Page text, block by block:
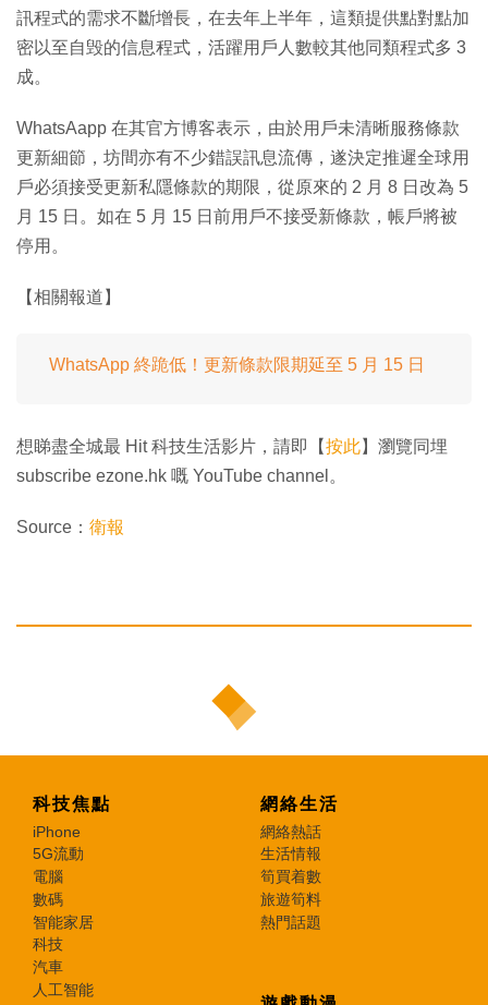
訊程式的需求不斷增長，在去年上半年，這類提供點對點加
密以至自毁的信息程式，活躍用戶人數較其他同類程式多 3
成。
WhatsAapp 在其官方博客表示，由於用戶未清晰服務條款
更新細節，坊間亦有不少錯誤訊息流傳，遂決定推遲全球用
戶必須接受更新私隱條款的期限，從原來的 2 月 8 日改為 5
月 15 日。如在 5 月 15 日前用戶不接受新條款，帳戶將被
停用。
【相關報道】
WhatsApp 終跪低！更新條款限期延至 5 月 15 日
想睇盡全城最 Hit 科技生活影片，請即【按此】瀏覽同埋
subscribe ezone.hk 嘅 YouTube channel。
Source： 衛報
科技焦點
iPhone
5G流動
電腦
數碼
智能家居
科技
汽車
人工智能
網絡生活
網絡熱話
生活情報
筍買着數
旅遊筍料
熱門話題